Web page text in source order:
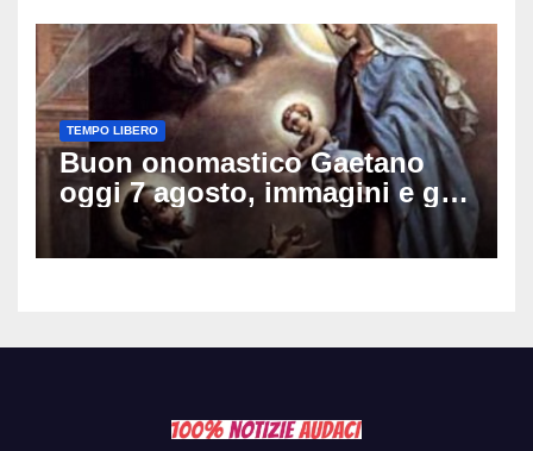
TEMPO LIBERO
Buon onomastico Gaetano
oggi 7 agosto, immagini e gif
di auguri da condividere sui
social